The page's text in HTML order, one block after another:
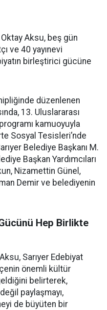
Oktay Aksu, beş gün
ve 40 yayınevi
birleştirici gücüne
düzenlenen
13. Uluslararası
kamuoyuyla
Sosyal Tesisleri’nde
Belediye Başkanı M.
Başkan Yardımcıları
Nizamettin Günel,
Demir ve belediyenin
Hep Birlikte
Sarıyer Edebiyat
önemli kültür
belirterek,
paylaşmayı,
de büyüten bir